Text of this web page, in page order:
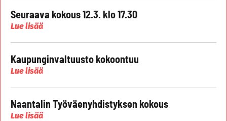
Seuraava kokous 12.3. klo 17.30
Lue lisää
Kaupunginvaltuusto kokoontuu
Lue lisää
Naantalin Työväenyhdistyksen kokous
Lue lisää